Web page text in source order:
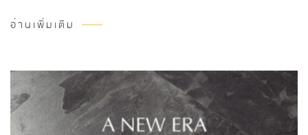
อ่านเพิ่มเติม